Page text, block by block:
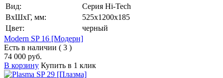
Вид:
Серия Hi-Tech
ВхШхГ, мм:
525х1200х185
Цвет:
черный
Modern SP 16 [Модерн]
Есть в наличии ( 3 )
74 000 руб.
В корзину Купить в 1 клик